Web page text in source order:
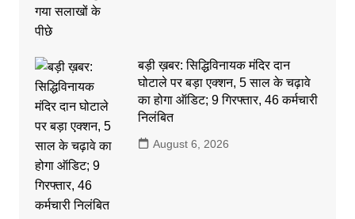
बड़ी ख़बर: सिद्धिविनायक मंदिर दान
घोटाले पर बड़ा एक्शन, 5 साल के चढ़ावे
का होगा ऑडिट; 9 गिरफ्तार, 46 कर्मचारी
निलंबित
August 6, 2026